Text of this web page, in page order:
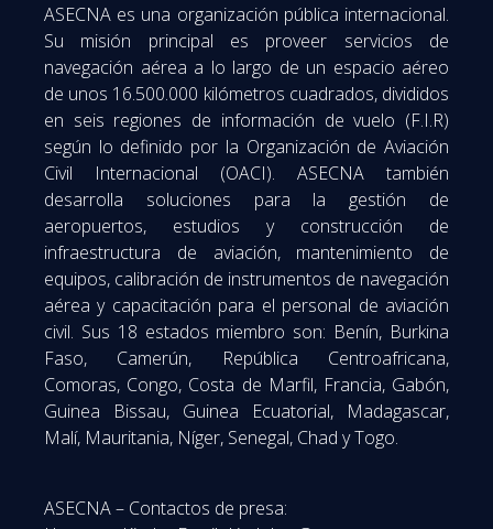
ASECNA es una organización pública internacional.
Su misión principal es proveer servicios de
navegación aérea a lo largo de un espacio aéreo
de unos 16.500.000 kilómetros cuadrados, divididos
en seis regiones de información de vuelo (F.I.R)
según lo definido por la Organización de Aviación
Civil Internacional (OACI). ASECNA también
desarrolla soluciones para la gestión de
aeropuertos, estudios y construcción de
infraestructura de aviación, mantenimiento de
equipos, calibración de instrumentos de navegación
aérea y capacitación para el personal de aviación
civil. Sus 18 estados miembro son: Benín, Burkina
Faso, Camerún, República Centroafricana,
Comoras, Congo, Costa de Marfil, Francia, Gabón,
Guinea Bissau, Guinea Ecuatorial, Madagascar,
Malí, Mauritania, Níger, Senegal, Chad y Togo.
ASECNA – Contactos de presa: